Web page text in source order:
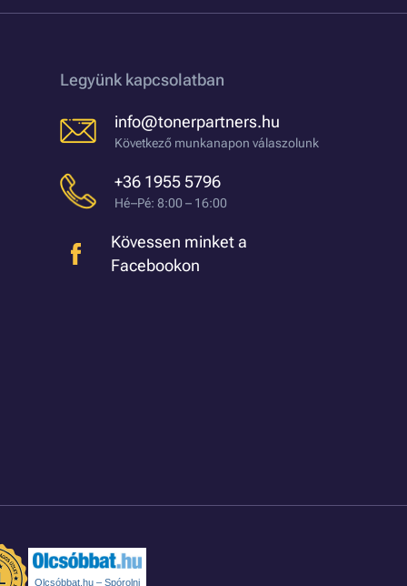
Legyünk kapcsolatban
info@tonerpartners.hu
Következő munkanapon válaszolunk
+36 1955 5796
Hé–Pé: 8:00 – 16:00
Kövessen minket a
Facebookon
Olcsóbbat.hu – Spórolni